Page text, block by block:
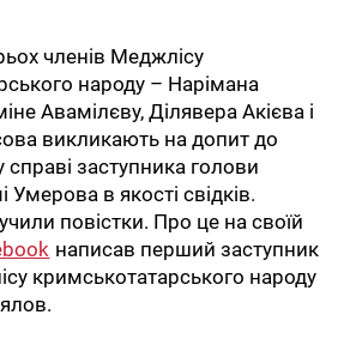
членів Меджлісу
народу – Нарімана
Авамілєву, Ділявера Акієва і
викликають на допит до
справі заступника голови
Умерова в якості свідків.
повістки. Про це на своїй
написав перший заступник
кримськотатарського народу